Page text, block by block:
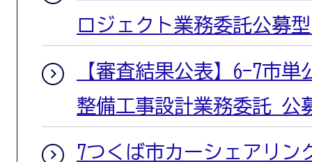
ロジェクト業務委託公募
【審査結果公表】6-7市
整備工事設計業務委託 公
7つくば市カーシェアリン